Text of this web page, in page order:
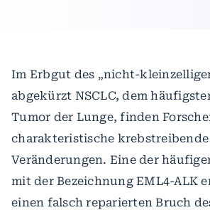
Im Erbgut des „nicht-
abgekürzt NSCLC, dem
Tumor der Lunge, finden
charakteristische krebstreibende
Veränderungen. Eine der
mit der Bezeichnung EML4-ALK
einen falsch reparierten Bruch